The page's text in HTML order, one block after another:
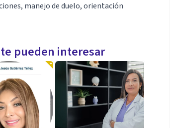
manejo de duelo, orientación
pueden interesar